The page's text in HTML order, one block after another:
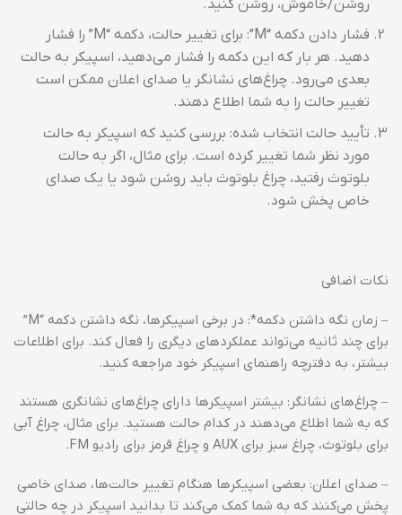
روشن/خاموش، روشن کنید.
فشار دادن دکمه “M”: برای تغییر حالت، دکمه “M” را فشار
دهید. هر بار که این دکمه را فشار می‌دهید، اسپیکر به حالت
بعدی می‌رود. چراغ‌های نشانگر یا صدای اعلان ممکن است
تغییر حالت را به شما اطلاع دهند.
تأیید حالت انتخاب شده: بررسی کنید که اسپیکر به حالت
مورد نظر شما تغییر کرده است. برای مثال، اگر به حالت
بلوتوث رفتید، چراغ بلوتوث باید روشن شود یا یک صدای
خاص پخش شود.
نکات اضافی
– زمان نگه داشتن دکمه*: در برخی اسپیکرها، نگه داشتن دکمه “M”
برای چند ثانیه می‌تواند عملکردهای دیگری را فعال کند. برای اطلاعات
بیشتر، به دفترچه راهنمای اسپیکر خود مراجعه کنید.
– چراغ‌های نشانگر: بیشتر اسپیکرها دارای چراغ‌های نشانگری هستند
که به شما اطلاع می‌دهند در کدام حالت هستید. برای مثال، چراغ آبی
برای بلوتوث، چراغ سبز برای AUX و چراغ قرمز برای رادیو FM.
– صدای اعلان: بعضی اسپیکرها هنگام تغییر حالت‌ها، صدای خاصی
پخش می‌کنند که به شما کمک می‌کند تا بدانید اسپیکر در چه حالتی